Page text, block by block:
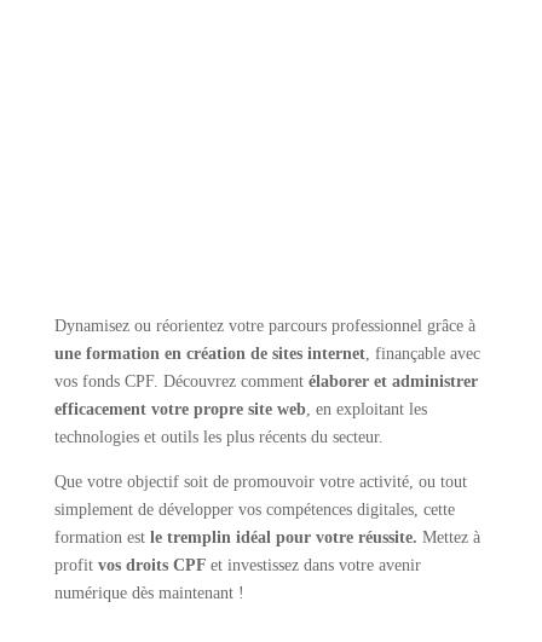
Dynamisez ou réorientez votre parcours professionnel grâce à
une formation en création de sites internet, finançable avec
vos fonds CPF. Découvrez comment élaborer et administrer
efficacement votre propre site web, en exploitant les
technologies et outils les plus récents du secteur.
Que votre objectif soit de promouvoir votre activité, ou tout
simplement de développer vos compétences digitales, cette
formation est le tremplin idéal pour votre réussite. Mettez à
profit vos droits CPF et investissez dans votre avenir
numérique dès maintenant !